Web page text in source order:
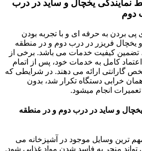
نمایندگی یخچال و ساید در درب
دوم
پی بردن به حرفه ای و با تجربه بودن
و یخچال فریزر در درب دوم و در منطقه
تضمین کیفیت خدمات می باشد. برخی از
کامل به خدمات خود، پس از اتمام
گارانتی ارائه می دهند. در شرایطی که
خرابی دستگاه تکرار شد، بدون
انجام میشود.
و ساید در درب دوم و در منطقه
ترین وسایل موجود در آشپزخانه می
تواند منجر به فاسد شدن مواد غذایی شود.